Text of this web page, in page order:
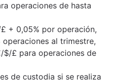
operaciones de hasta
+ 0,05% por operación,
al trimestre,
£ para operaciones de
de custodia si se realiza